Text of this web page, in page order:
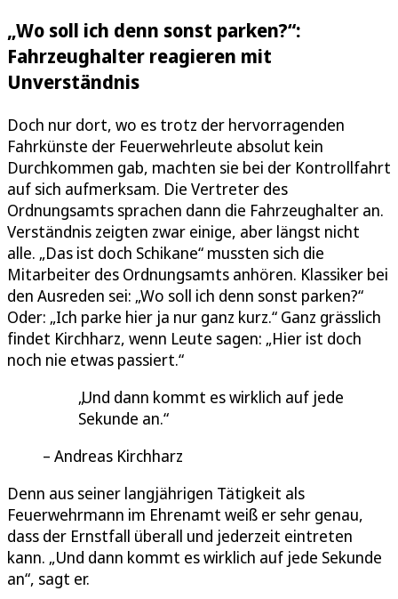
„Wo soll ich denn sonst parken?“:
Fahrzeughalter reagieren mit
Unverständnis
Doch nur dort, wo es trotz der hervorragenden
Fahrkünste der Feuerwehrleute absolut kein
Durchkommen gab, machten sie bei der Kontrollfahrt
auf sich aufmerksam. Die Vertreter des
Ordnungsamts sprachen dann die Fahrzeughalter an.
Verständnis zeigten zwar einige, aber längst nicht
alle. „Das ist doch Schikane“ mussten sich die
Mitarbeiter des Ordnungsamts anhören. Klassiker bei
den Ausreden sei: „Wo soll ich denn sonst parken?“
Oder: „Ich parke hier ja nur ganz kurz.“ Ganz grässlich
findet Kirchharz, wenn Leute sagen: „Hier ist doch
noch nie etwas passiert.“
Und dann kommt es wirklich auf jede
Sekunde an.
Andreas Kirchharz
Denn aus seiner langjährigen Tätigkeit als
Feuerwehrmann im Ehrenamt weiß er sehr genau,
dass der Ernstfall überall und jederzeit eintreten
kann. „Und dann kommt es wirklich auf jede Sekunde
an“, sagt er.